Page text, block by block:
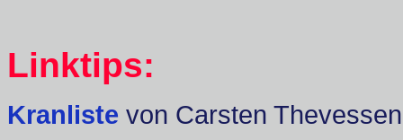
Linktips:
Kranliste von Carsten Thevessen